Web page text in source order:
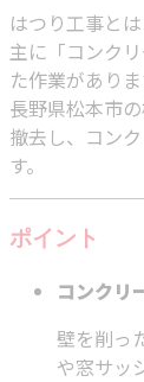
はつり工事と
主に「コンク
た作業がありま
長野県松本市
撤去し、コン
す。
ポイント
コンクリ
壁を削っ
や窓サッ